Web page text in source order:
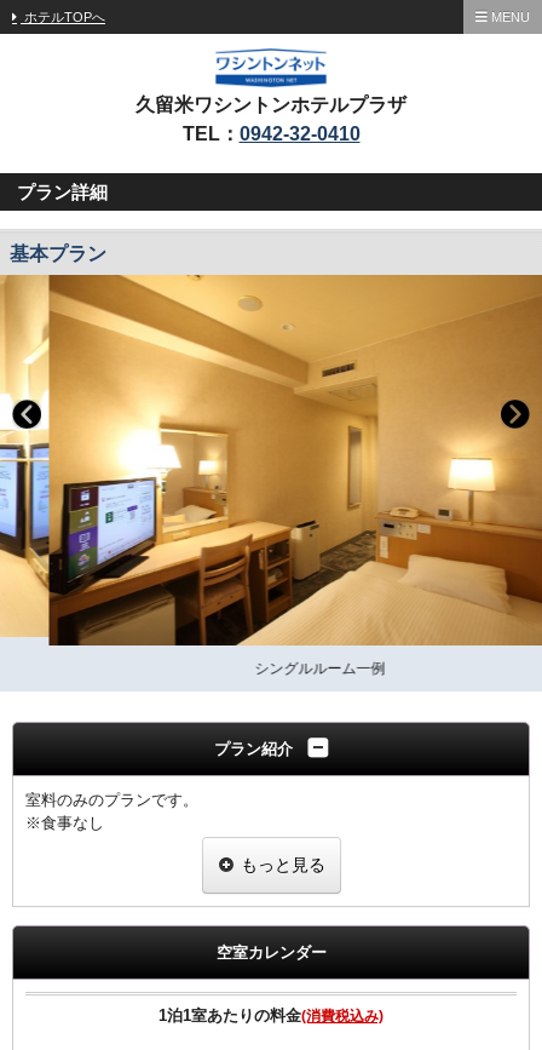
ホテルTOPへ MENU
久留米ワシントンホテルプラザ
TEL： 0942-32-0410
プラン詳細
基本プラン
シングルルーム一例
プラン紹介
室料のみのプランです。
※食事なし
福岡県宿泊税条例により、ご宿泊料金に応じた宿泊税を
別途申し受けますのであらかじめご了承願います。
無料パン朝食は2024年7月に終了いたしました。
ご朝食は1階テナント「菜花」にて和定食をご提供しております。
もっと見る
空室カレンダー
1泊1室あたりの料金(消費税込み)